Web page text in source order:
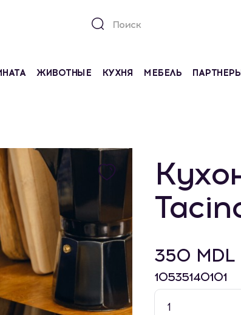
ЖИВОТНЫЕ КУХНЯ МЕБЕЛЬ
350 MDL
10535140101
1